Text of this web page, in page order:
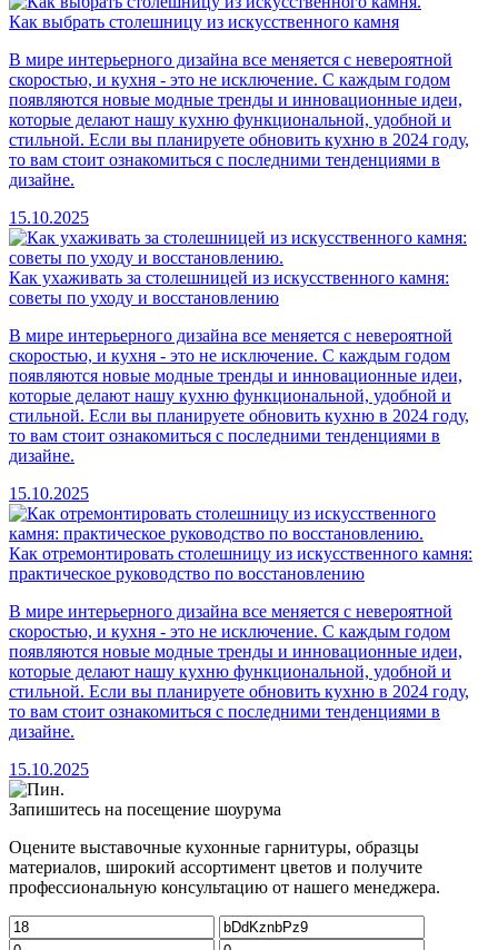
Как выбрать столешницу из искусственного камня
В мире интерьерного дизайна все меняется с невероятной
скоростью, и кухня - это не исключение. С каждым годом
появляются новые модные тренды и инновационные идеи,
которые делают нашу кухню функциональной, удобной и
стильной. Если вы планируете обновить кухню в 2024 году,
то вам стоит ознакомиться с последними тенденциями в
дизайне.
15.10.2025
Как ухаживать за столешницей из искусственного камня:
советы по уходу и восстановлению
В мире интерьерного дизайна все меняется с невероятной
скоростью, и кухня - это не исключение. С каждым годом
появляются новые модные тренды и инновационные идеи,
которые делают нашу кухню функциональной, удобной и
стильной. Если вы планируете обновить кухню в 2024 году,
то вам стоит ознакомиться с последними тенденциями в
дизайне.
15.10.2025
Как отремонтировать столешницу из искусственного камня:
практическое руководство по восстановлению
В мире интерьерного дизайна все меняется с невероятной
скоростью, и кухня - это не исключение. С каждым годом
появляются новые модные тренды и инновационные идеи,
которые делают нашу кухню функциональной, удобной и
стильной. Если вы планируете обновить кухню в 2024 году,
то вам стоит ознакомиться с последними тенденциями в
дизайне.
15.10.2025
Запишитесь на посещение шоурума
Оцените выставочные кухонные гарнитуры, образцы
материалов, широкий ассортимент цветов и получите
профессиональную консультацию от нашего менеджера.